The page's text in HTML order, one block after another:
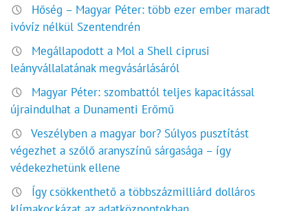
Hőség – Magyar Péter: több ezer ember maradt
ivóvíz nélkül Szentendrén
Megállapodott a Mol a Shell ciprusi
leányvállalatának megvásárlásáról
Magyar Péter: szombattól teljes kapacitással
újraindulhat a Dunamenti Erőmű
Veszélyben a magyar bor? Súlyos pusztítást
végezhet a szőlő aranyszínű sárgasága – így
védekezhetünk ellene
Így csökkenthető a többszázmilliárd dolláros